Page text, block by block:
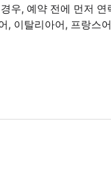
우, 예약 전에 먼저
, 이탈리아어, 프랑스